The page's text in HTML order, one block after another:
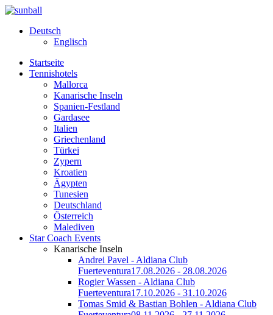
Deutsch
Englisch
Startseite
Tennishotels
Mallorca
Kanarische Inseln
Spanien-Festland
Gardasee
Italien
Griechenland
Türkei
Zypern
Kroatien
Ägypten
Tunesien
Deutschland
Österreich
Malediven
Star Coach Events
Kanarische Inseln
Andrei Pavel - Aldiana Club
Fuerteventura17.08.2026 - 28.08.2026
Rogier Wassen - Aldiana Club
Fuerteventura17.10.2026 - 31.10.2026
Tomas Smid & Bastian Bohlen - Aldiana Club